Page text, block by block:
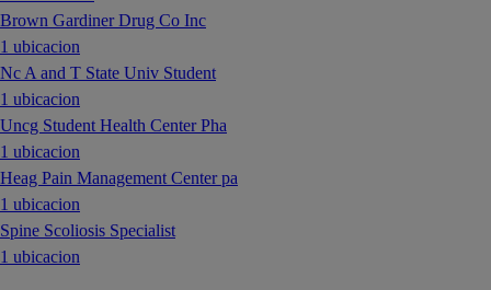
Brown Gardiner Drug Co Inc
1 ubicacion
Nc A and T State Univ Student
1 ubicacion
Uncg Student Health Center Pha
1 ubicacion
Heag Pain Management Center pa
1 ubicacion
Spine Scoliosis Specialist
1 ubicacion